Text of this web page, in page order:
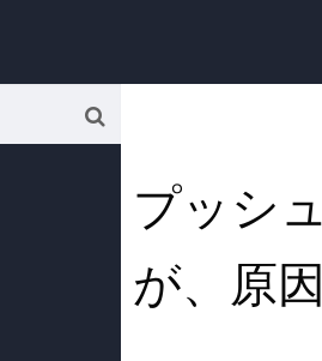
プッシ
が、原